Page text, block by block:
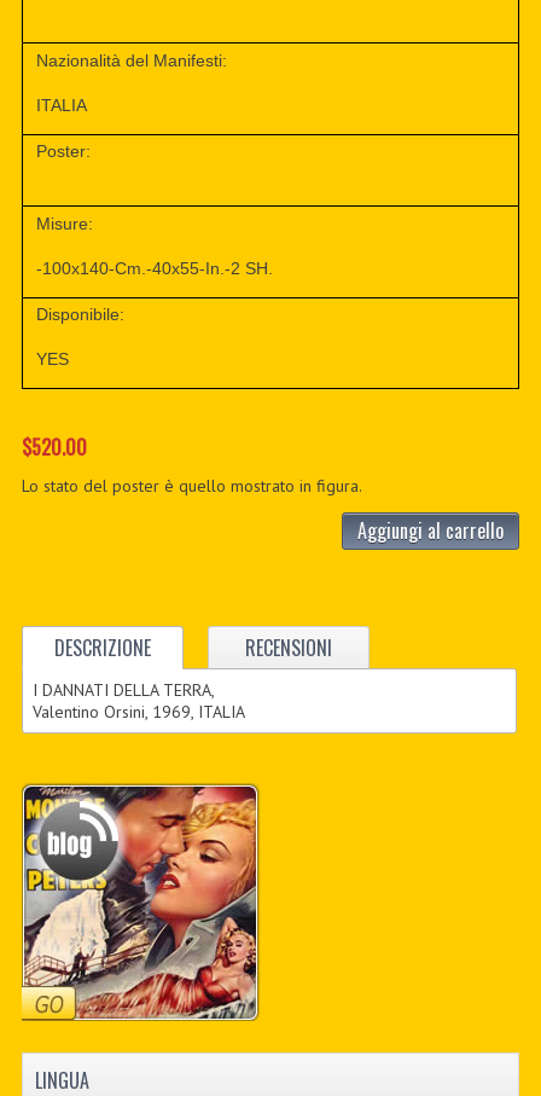
Nazionalità del Manifesti:
ITALIA
Poster:
Misure:
-100x140-Cm.-40x55-In.-2 SH.
Disponibile:
YES
$520.00
Lo stato del poster è quello mostrato in figura.
Aggiungi al carrello
DESCRIZIONE RECENSIONI
I DANNATI DELLA TERRA,
Valentino Orsini, 1969, ITALIA
LINGUA